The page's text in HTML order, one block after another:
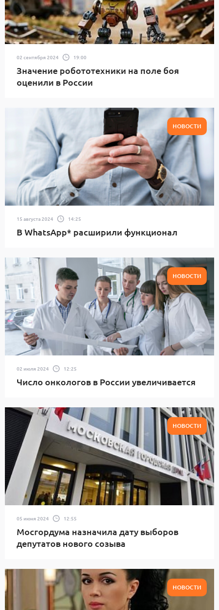
02 сентября 2024 19:00
Значение робототехники на поле боя
оценили в России
НОВОСТИ
15 августа 2024 14:25
В WhatsApp* расширили функционал
НОВОСТИ
02 июля 2024 12:25
Число онкологов в России увеличивается
НОВОСТИ
05 июня 2024 12:55
Мосгордума назначила дату выборов
депутатов нового созыва
НОВОСТИ